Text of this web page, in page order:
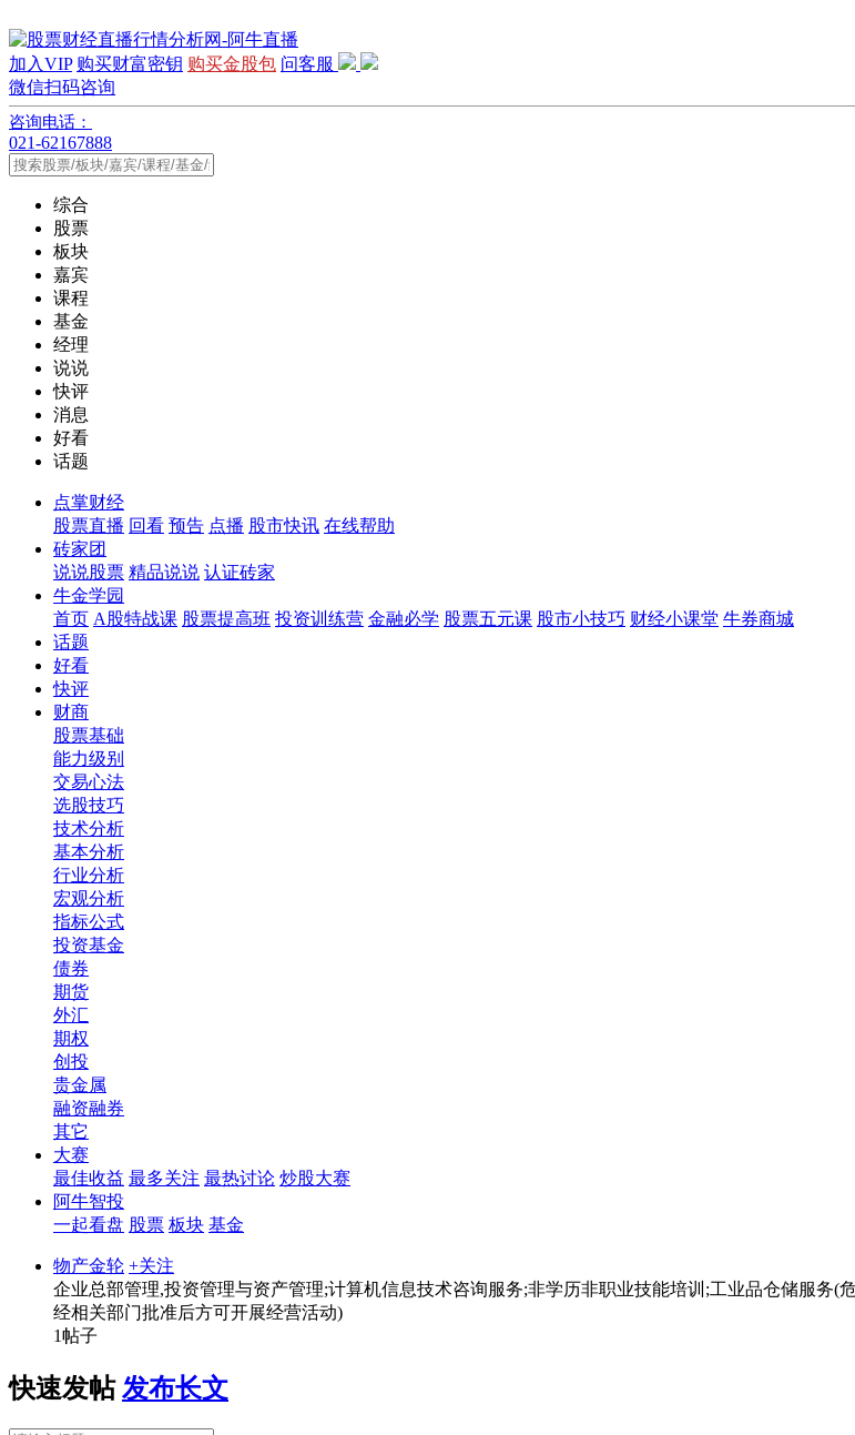
加入VIP 购买财富密钥 购买金股包 问客服
微信扫码咨询
咨询电话：
021-62167888
综合
股票
板块
嘉宾
课程
基金
经理
说说
快评
消息
好看
话题
点掌财经
股票直播 回看 预告 点播 股市快讯 在线帮助
砖家团
说说股票 精品说说 认证砖家
牛金学园
首页 A股特战课 股票提高班 投资训练营 金融必学 股票五元课 股市小技巧 财经小课堂 牛券商城
话题
好看
快评
财商
股票基础
能力级别
交易心法
选股技巧
技术分析
基本分析
行业分析
宏观分析
指标公式
投资基金
债券
期货
外汇
期权
创投
贵金属
融资融券
其它
大赛
最佳收益 最多关注 最热讨论 炒股大赛
阿牛智投
一起看盘 股票 板块 基金
物产金轮 +关注
企业总部管理,投资管理与资产管理;计算机信息技术咨询服务;非学历非职业技能培训;工业品仓储服务
经相关部门批准后方可开展经营活动)
1帖子
快速发帖 发布长文